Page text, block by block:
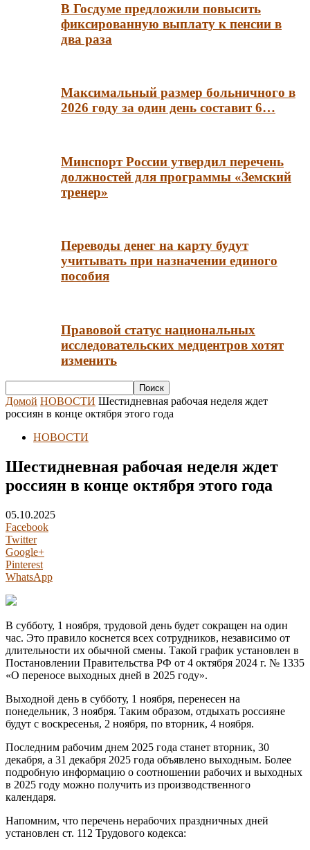
В Госдуме предложили повысить
фиксированную выплату к пенсии в
два раза
Максимальный размер больничного в
2026 году за один день составит 6…
Минспорт России утвердил перечень
должностей для программы «Земский
тренер»
Переводы денег на карту будут
учитывать при назначении единого
пособия
Правовой статус национальных
исследовательских медцентров хотят
изменить
Домой НОВОСТИ Шестидневная рабочая неделя ждет
россиян в конце октября этого года
НОВОСТИ
Шестидневная рабочая неделя ждет
россиян в конце октября этого года
05.10.2025
Facebook
Twitter
Google+
Pinterest
WhatsApp
В субботу, 1 ноября, трудовой день будет сокращен на один
час. Это правило коснется всех сотрудников, независимо от
длительности их обычной смены. Такой график установлен в
Постановлении Правительства РФ от 4 октября 2024 г. № 1335
«О переносе выходных дней в 2025 году».
Выходной день в субботу, 1 ноября, перенесен на
понедельник, 3 ноября. Таким образом, отдыхать россияне
будут с воскресенья, 2 ноября, по вторник, 4 ноября.
Последним рабочим днем 2025 года станет вторник, 30
декабря, а 31 декабря 2025 года объявлено выходным. Более
подробную информацию о соотношении рабочих и выходных
в 2025 году можно получить из производственного
календаря.
Напомним, что перечень нерабочих праздничных дней
установлен ст. 112 Трудового кодекса: